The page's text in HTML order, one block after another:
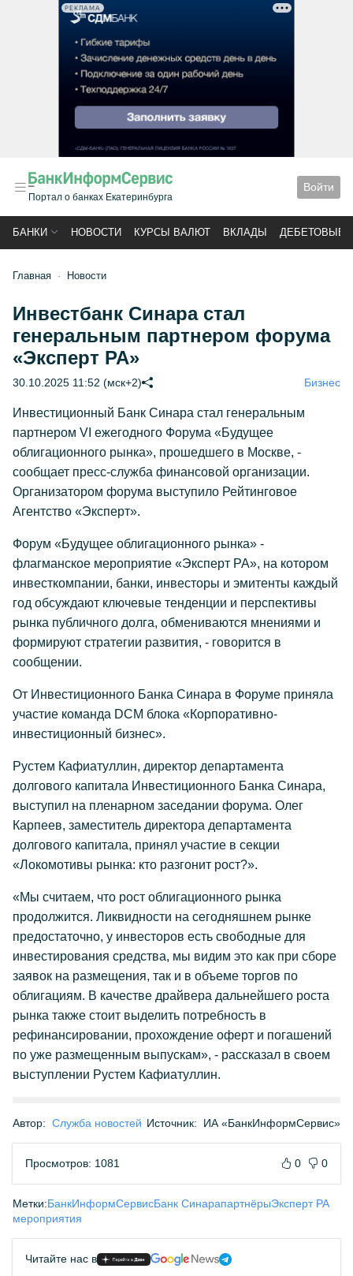
РЕКЛАМА
Портал о банках Екатеринбурга
Войти
БАНКИ НОВОСТИ КУРСЫ ВАЛЮТ ВКЛАДЫ ДЕБЕТОВЫЕ
Главная Новости
Инвестбанк Синара стал
генеральным партнером форума
«Эксперт РА»
30.10.2025 11:52 (мск+2) Бизнес
Инвестиционный Банк Синара стал генеральным
партнером VI ежегодного Форума «Будущее
облигационного рынка», прошедшего в Москве, -
сообщает пресс-служба финансовой организации.
Организатором форума выступило Рейтинговое
Агентство «Эксперт».
Форум «Будущее облигационного рынка» -
флагманское мероприятие «Эксперт РА», на котором
инвесткомпании, банки, инвесторы и эмитенты каждый
год обсуждают ключевые тенденции и перспективы
рынка публичного долга, обмениваются мнениями и
формируют стратегии развития, - говорится в
сообщении.
От Инвестиционного Банка Синара в Форуме приняла
участие команда DCM блока «Корпоративно-
инвестиционный бизнес».
Рустем Кафиатуллин, директор департамента
долгового капитала Инвестиционного Банка Синара,
выступил на пленарном заседании форума. Олег
Карпеев, заместитель директора департамента
долгового капитала, принял участие в секции
«Локомотивы рынка: кто разгонит рост?».
«Мы считаем, что рост облигационного рынка
продолжится. Ликвидности на сегодняшнем рынке
предостаточно, у инвесторов есть свободные для
инвестирования средства, мы видим это как при сборе
заявок на размещения, так и в объеме торгов по
облигациям. В качестве драйвера дальнейшего роста
рынка также стоит выделить потребность в
рефинансировании, прохождение оферт и погашений
по уже размещенным выпускам», - рассказал в своем
выступлении Рустем Кафиатуллин.
Автор: Служба новостей Источник: ИА «БанкИнформСервис»
Просмотров: 1081 0 0
Метки:БанкИнформСервисБанк СинарапартнёрыЭксперт РА
мероприятия
Читайте нас в